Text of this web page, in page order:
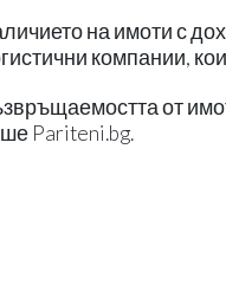
на имоти с
компании,
от
Pariteni.bg.